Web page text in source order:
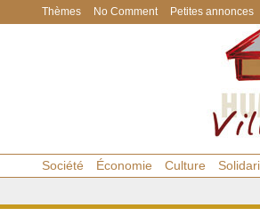
Thèmes No Comment Petites annonces
Société Économie Culture